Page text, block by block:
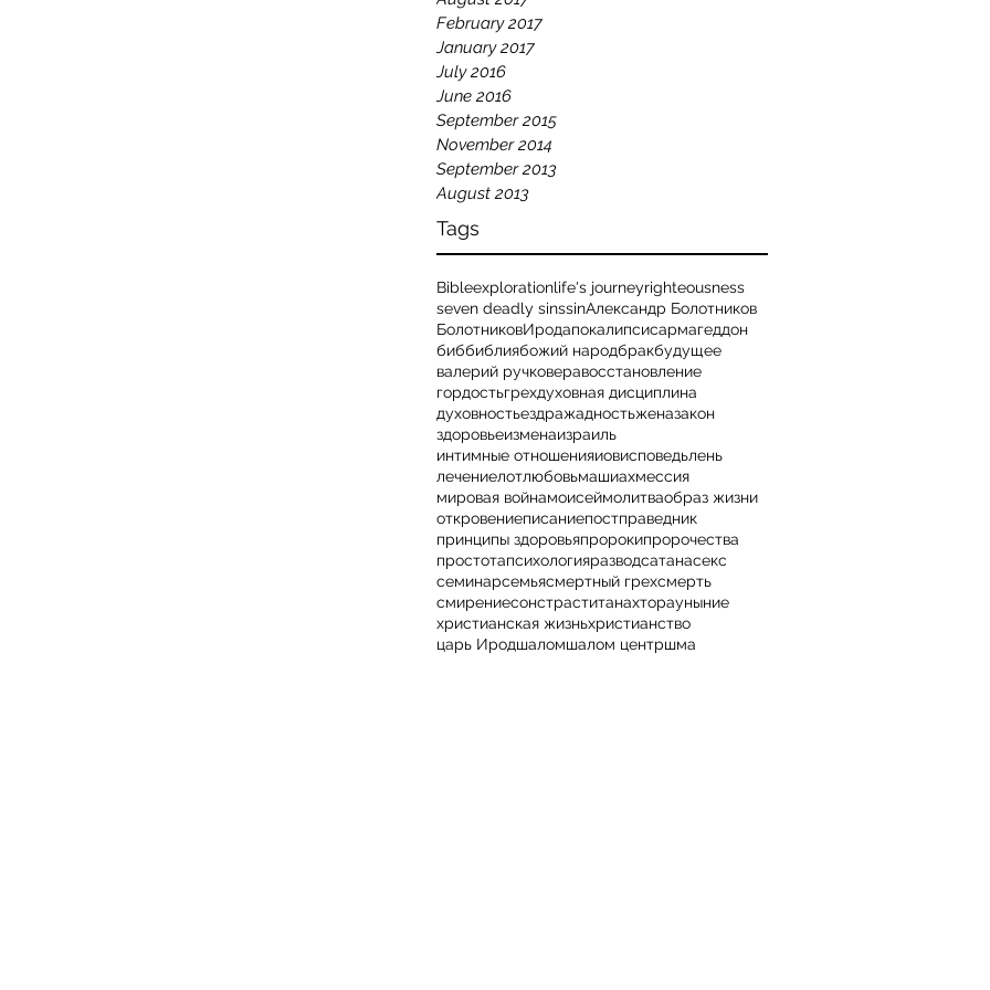
February 2017
January 2017
July 2016
June 2016
September 2015
November 2014
September 2013
August 2013
Tags
Bibleexplorationlife's journeyrighteousness
seven deadly sinssinАлександр Болотников
БолотниковИродапокалипсисармагеддон
биббиблиябожий народбракбудущее
валерий ручковеравосстановление
гордостьгрехдуховная дисциплина
духовностьездражадностьженазакон
здоровьеизменаизраиль
интимные отношенияиовисповедьлень
лечениелотлюбовьмашиахмессия
мировая войнамоисеймолитваобраз жизни
откровениеписаниепостправедник
принципы здоровьяпророкипророчества
простотапсихологияразводсатанасекс
семинарсемьясмертный грехсмерть
смирениесонстраститанахторауныние
христианская жизньхристианство
царь Иродшаломшалом центршма